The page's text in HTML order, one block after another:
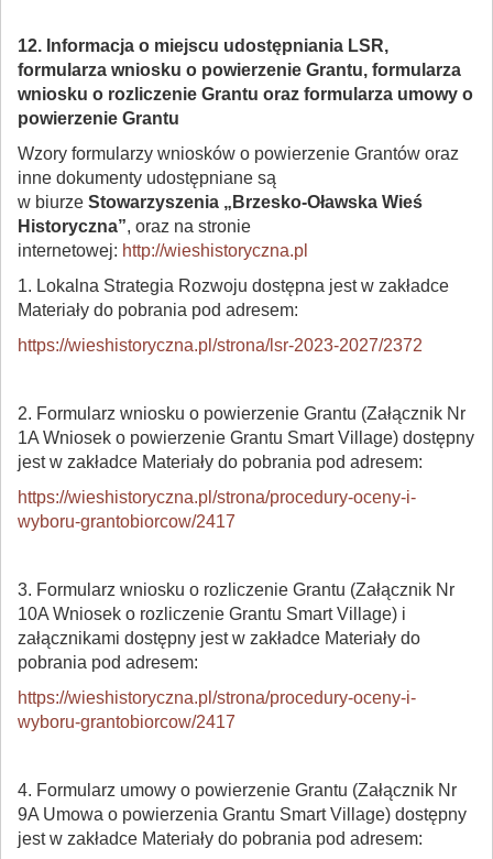
12. Informacja o miejscu udostępniania LSR,
formularza wniosku o powierzenie Grantu, formularza
wniosku o rozliczenie Grantu oraz formularza umowy o
powierzenie Grantu
Wzory formularzy wniosków o powierzenie Grantów oraz
inne dokumenty udostępniane są
w biurze Stowarzyszenia „Brzesko-Oławska Wieś
Historyczna”, oraz na stronie
internetowej: http://wieshistoryczna.pl
1. Lokalna Strategia Rozwoju dostępna jest w zakładce
Materiały do pobrania pod adresem:
https://wieshistoryczna.pl/strona/lsr-2023-2027/2372
2. Formularz wniosku o powierzenie Grantu (Załącznik Nr
1A Wniosek o powierzenie Grantu Smart Village) dostępny
jest w zakładce Materiały do pobrania pod adresem:
https://wieshistoryczna.pl/strona/procedury-oceny-i-
wyboru-grantobiorcow/2417
3. Formularz wniosku o rozliczenie Grantu (Załącznik Nr
10A Wniosek o rozliczenie Grantu Smart Village) i
załącznikami dostępny jest w zakładce Materiały do
pobrania pod adresem:
https://wieshistoryczna.pl/strona/procedury-oceny-i-
wyboru-grantobiorcow/2417
4. Formularz umowy o powierzenie Grantu (Załącznik Nr
9A Umowa o powierzenia Grantu Smart Village) dostępny
jest w zakładce Materiały do pobrania pod adresem: